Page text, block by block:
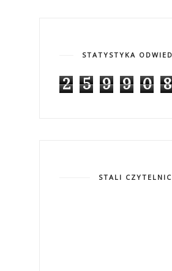
STATYSTYKA
2 5 9 9 0 8
STALI